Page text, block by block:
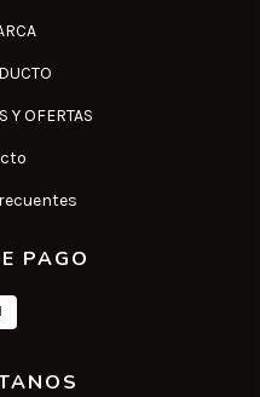
Y OFERTAS
PAGO